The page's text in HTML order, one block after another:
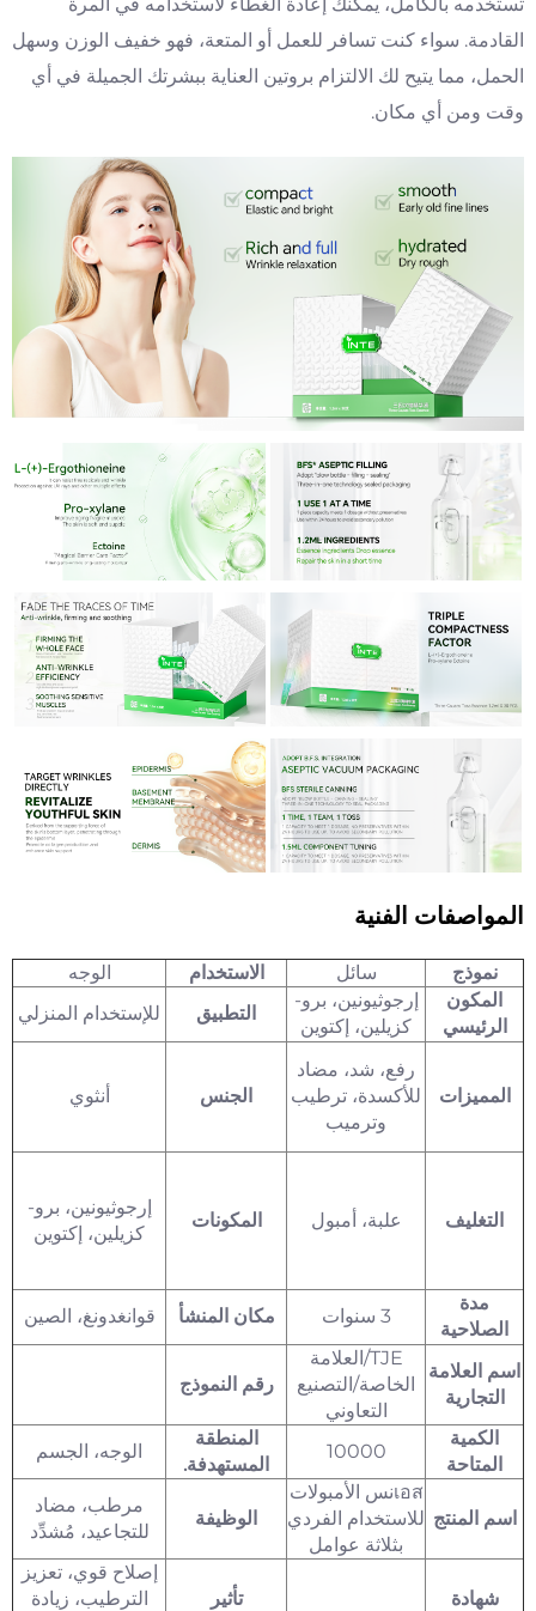
تستخدمه بالكامل، يمكنك إعادة الغطاء لاستخدامه في المرة
القادمة. سواء كنت تسافر للعمل أو المتعة، فهو خفيف الوزن وسهل
الحمل، مما يتيح لك الالتزام بروتين العناية ببشرتك الجميلة في أي
وقت ومن أي مكان.
المواصفات الفنية
نموذج سائل الاستخدام
الوجه
المكون
الرئيسي
إرجوثيونين، برو-
كزيلين، إكتوين
التطبيق للإستخدام المنزلي
المميزات
رفع، شد، مضاد
للأكسدة، ترطيب
وترميب
الجنس أنثوي
التغليف علبة، أمبول المكونات
إرجوثيونين، برو-
كزيلين، إكتوين
مدة
الصلاحية
3 سنوات مكان المنشأ قوانغدونغ، الصين
اسم العلامة
التجارية
TJE/العلامة
الخاصة/التصنيع
التعاوني
رقم النموذج
الكمية
المتاحة
10000
المنطقة
المستهدفة.
الوجه، الجسم
اسم المنتج
เอสنس الأمبولات
للاستخدام الفردي
بثلاثة عوامل
الوظيفة
مرطب، مضاد
للتجاعيد، مُشدِّد
شهادة تأثير
إصلاح قوي، تعزيز
الترطيب، زيادة